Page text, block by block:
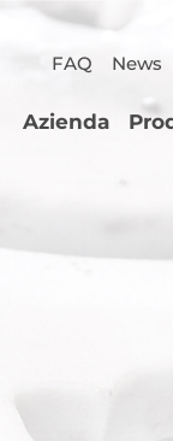
FAQ News
Azienda